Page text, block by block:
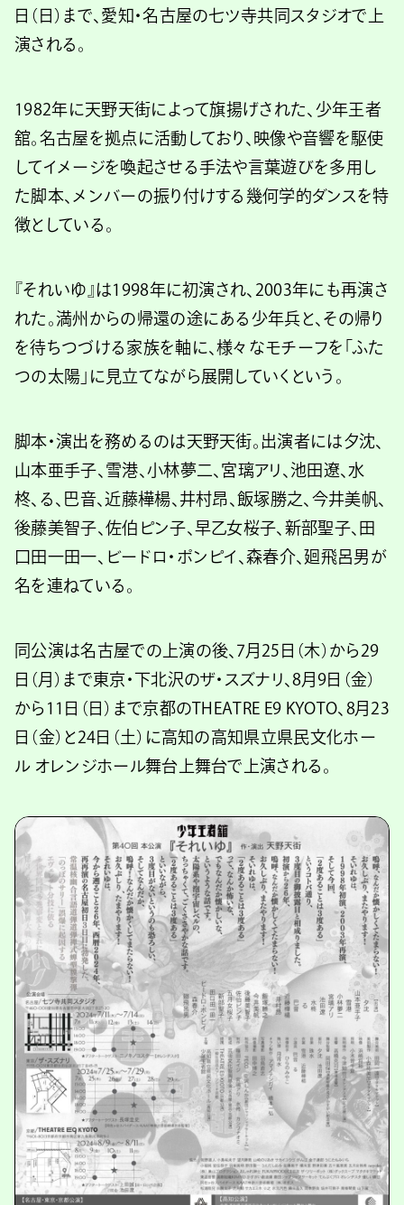
日（日）まで、愛知・名古屋の七ツ寺共同スタジオで上
演される。
1982年に天野天街によって旗揚げされた、少年王者
舘。名古屋を拠点に活動しており、映像や音響を駆使
してイメージを喚起させる手法や言葉遊びを多用し
た脚本、メンバーの振り付けする幾何学的ダンスを特
徴としている。
『それいゆ』は1998年に初演され、2003年にも再演さ
れた。満州からの帰還の途にある少年兵と、その帰り
を待ちつづける家族を軸に、様々なモチーフを「ふた
つの太陽」に見立てながら展開していくという。
脚本・演出を務めるのは天野天街。出演者には夕沈、
山本亜手子、雪港、小林夢二、宮璃アリ、池田遼、水
柊、る、巴音、近藤樺楊、井村昂、飯塚勝之、今井美帆、
後藤美智子、佐伯ピン子、早乙女桜子、新部聖子、田
口田一田一、ビードロ・ポンピイ、森春介、廻飛呂男が
名を連ねている。
同公演は名古屋での上演の後、7月25日（木）から29
日（月）まで東京・下北沢のザ・スズナリ、8月9日（金）
から11日（日）まで京都のTHEATRE E9 KYOTO、8月23
日（金）と24日（土）に高知の高知県立県民文化ホー
ル オレンジホール舞台上舞台で上演される。